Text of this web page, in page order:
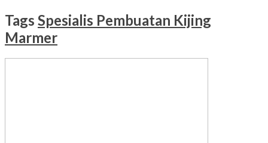
Tags Spesialis Pembuatan Kijing
Marmer